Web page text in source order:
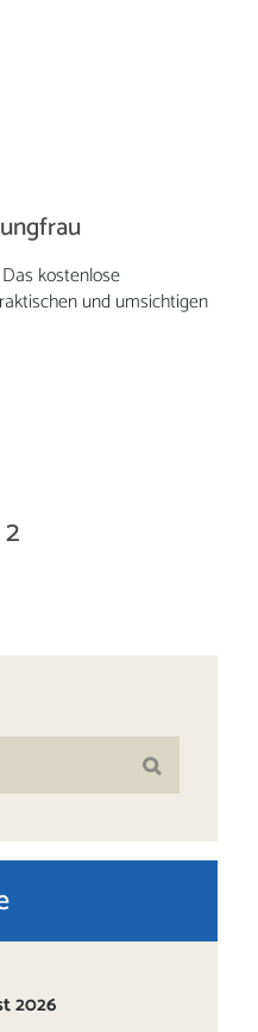
kostenlose
und umsichtigen
2
2026